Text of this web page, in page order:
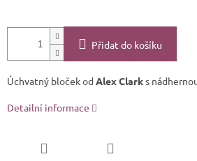
Přidat do košíku
Úchvatný bloček od Alex Clarks
Detailní informace